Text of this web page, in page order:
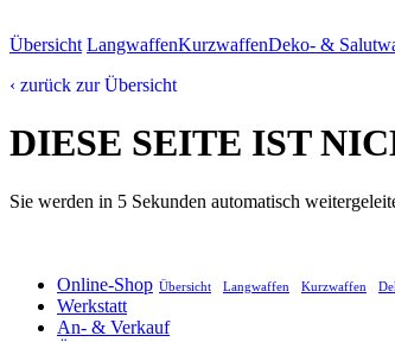
Übersicht LangwaffenKurzwaffenDeko- &
‹ zurück zur Übersicht
DIESE SEITE IST
Sie werden in 5 Sekunden automatisch
Online-Shop Übersicht Langwaffen Kurzwaffen
Werkstatt
An- & Verkauf